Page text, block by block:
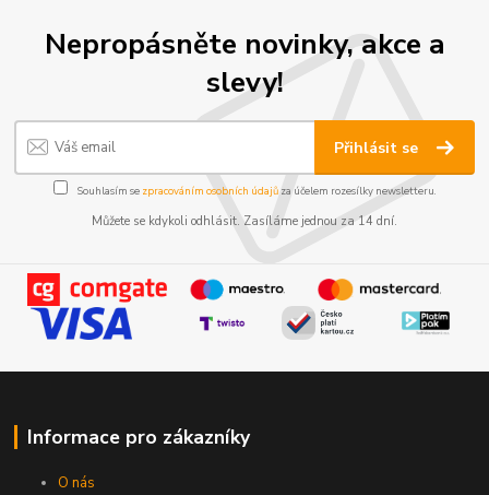
Nepropásněte novinky, akce a
slevy!
Přihlásit se
Souhlasím se zpracováním osobních údajůza účelem rozesílky newsletteru.
Můžete se kdykoli odhlásit. Zasíláme jednou za 14 dní.
Informace pro zákazníky
O nás